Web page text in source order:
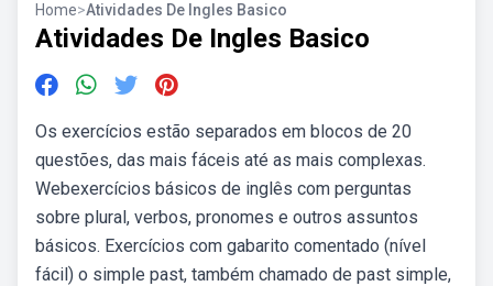
Home>Atividades De Ingles Basico
Atividades De Ingles Basico
Os exercícios estão separados em blocos de 20
questões, das mais fáceis até as mais complexas.
Webexercícios básicos de inglês com perguntas
sobre plural, verbos, pronomes e outros assuntos
básicos. Exercícios com gabarito comentado (nível
fácil) o simple past, também chamado de past simple,